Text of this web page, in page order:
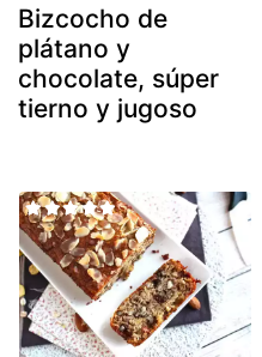
Bizcocho de
plátano y
chocolate, súper
tierno y jugoso